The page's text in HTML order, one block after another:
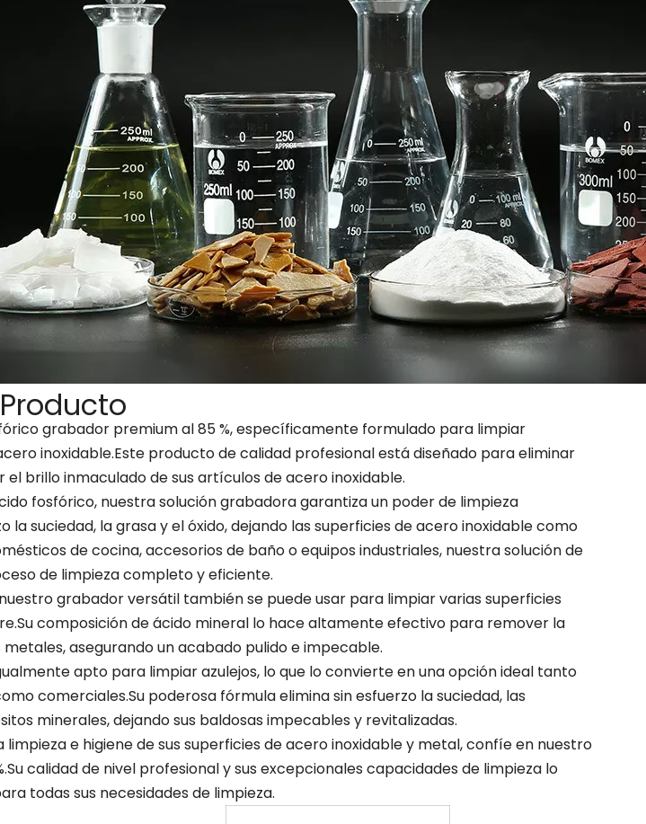
grabador premium al 85 %, específicamente formulado para limpiar
inoxidable.Este producto de calidad profesional está diseñado para eliminar
brillo inmaculado de sus artículos de acero inoxidable.
fosfórico, nuestra solución grabadora garantiza un poder de limpieza
la suciedad, la grasa y el óxido, dejando las superficies de acero inoxidable como
de cocina, accesorios de baño o equipos industriales, nuestra solución de
de limpieza completo y eficiente.
grabador versátil también se puede usar para limpiar varias superficies
composición de ácido mineral lo hace altamente efectivo para remover la
asegurando un acabado pulido e impecable.
apto para limpiar azulejos, lo que lo convierte en una opción ideal tanto
comerciales.Su poderosa fórmula elimina sin esfuerzo la suciedad, las
minerales, dejando sus baldosas impecables y revitalizadas.
e higiene de sus superficies de acero inoxidable y metal, confíe en nuestro
calidad de nivel profesional y sus excepcionales capacidades de limpieza lo
todas sus necesidades de limpieza.